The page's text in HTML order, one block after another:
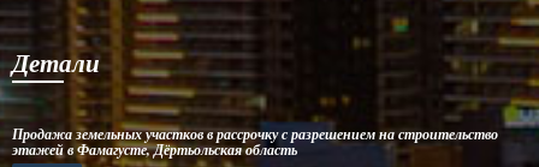
Детали
Продажа земельных участков в рассрочку с разрешением на строительство
этажей в Фамагусте, Дёртьольская область